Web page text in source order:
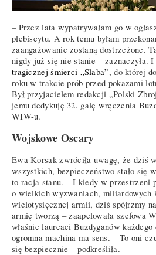
– Przez lata wypatrywałam go w
plebiscytu. A rok temu byłam
zaangażowanie zostaną dostrzeżone.
nigdy już się nie stanie – zaznaczyła. I
tragicznej śmierci „Slaba”, do której
roku w trakcie prób przed pokazami
Był przyjacielem redakcji „Polski
jemu dedykuję 32. galę wręczenia
WIW-u.
Wojskowe Oscary
Ewa Korsak zwróciła uwagę, że dziś
wszystkich, bezpieczeństwo stało się
to racja stanu. – I kiedy w przestrzeni
o wielkich wyzwaniach, miliardowych
wielotysięcznej armii, dziś spójrzmy
armię tworzą – zaapelowała szefowa
właśnie laureaci Buzdyganów
ogromna machina ma sens. – To oni
się bezpiecznie – podkreśliła.